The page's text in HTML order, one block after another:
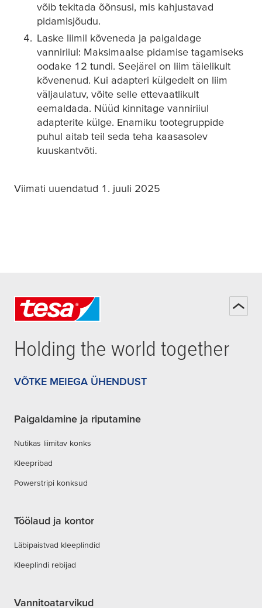
võib tekitada õõnsusi, mis kahjustavad
pidamisjõudu.
Laske liimil kõveneda ja paigaldage
vanniriiul: Maksimaalse pidamise tagamiseks
oodake 12 tundi. Seejärel on liim täielikult
kõvenenud. Kui adapteri külgedelt on liim
väljaulatuv, võite selle ettevaatlikult
eemaldada. Nüüd kinnitage vanniriiul
adapterite külge. Enamiku tootegruppide
puhul aitab teil seda teha kaasasolev
kuuskantvõti.
Viimati uuendatud 1. juuli 2025
Holding the world together
VÕTKE MEIEGA ÜHENDUST
Paigaldamine ja riputamine
Nutikas liimitav konks
Kleepribad
Powerstripi konksud
Töölaud ja kontor
Läbipaistvad kleeplindid
Kleeplindi rebijad
Vannitoatarvikud